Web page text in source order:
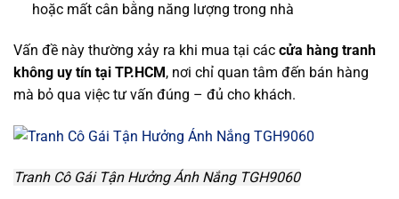
hoặc mất cân bằng năng lượng trong nhà
Vấn đề này thường xảy ra khi mua tại các cửa hàng tranh
không uy tín tại TP.HCM, nơi chỉ quan tâm đến bán hàng
mà bỏ qua việc tư vấn đúng – đủ cho khách.
Tranh Cô Gái Tận Hưởng Ánh Nắng TGH9060